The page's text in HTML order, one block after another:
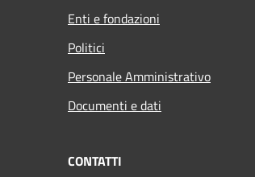
Enti e fondazioni
Politici
Personale Amministrativo
Documenti e dati
CONTATTI